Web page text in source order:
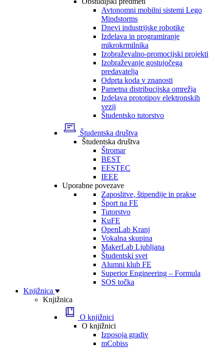
Avtonomni mobilni sistemi Lego
Mindstorms
Dnevi industrijske robotike
Izdelava in programiranje
mikrokrmilnika
Izobraževalno-promocijski projekti
Izobraževanje gostujočega
predavatelja
Odprta koda v znanosti
Pametna distribucijska omrežja
Izdelava prototipov elektronskih
vezij
Študentsko tutorstvo
Študentska društva
Študentska društva
Štromar
BEST
EESTEC
IEEE
Uporabne povezave
Zaposlitve, štipendije in prakse
Šport na FE
Tutorstvo
KuFE
OpenLab Kranj
Vokalna skupina
MakerLab Ljubljana
Študentski svet
Alumni klub FE
Superior Engineering – Formula
SOS točka
Knjižnica
Knjižnica
O knjižnici
O knjižnici
Izposoja gradiv
mCobiss